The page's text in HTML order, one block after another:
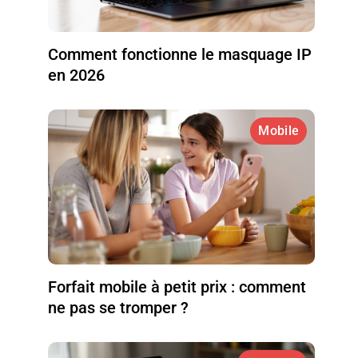
Comment fonctionne le masquage IP
en 2026
Mobile
Forfait mobile à petit prix : comment
ne pas se tromper ?